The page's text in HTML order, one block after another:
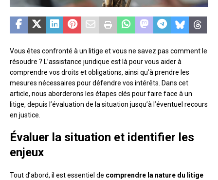
Vous êtes confronté à un litige et vous ne savez pas comment le
résoudre ? L’assistance juridique est là pour vous aider à
comprendre vos droits et obligations, ainsi qu’à prendre les
mesures nécessaires pour défendre vos intérêts. Dans cet
article, nous aborderons les étapes clés pour faire face à un
litige, depuis l’évaluation de la situation jusqu’à l’éventuel recours
en justice.
Évaluer la situation et identifier les
enjeux
Tout d’abord, il est essentiel de comprendre la nature du litige